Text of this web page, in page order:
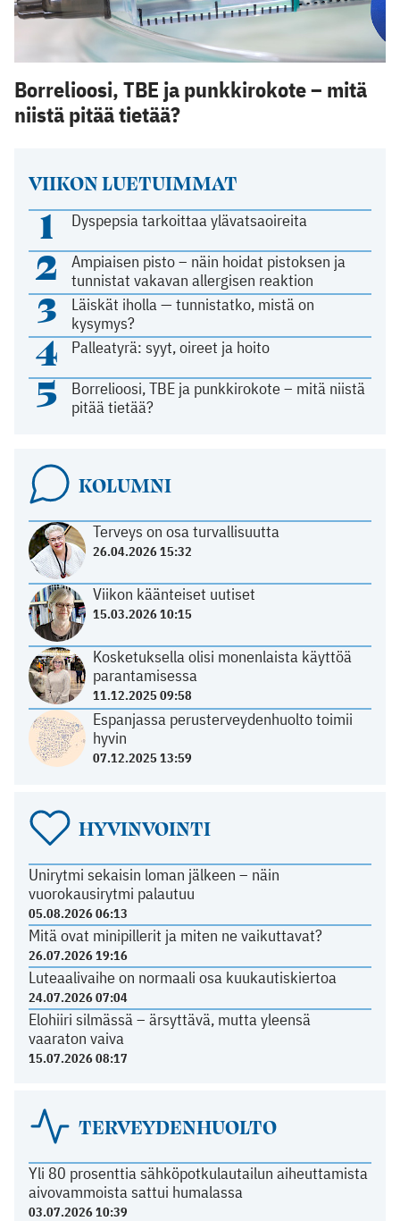
VIIKON LUETUIMMAT
1 Dyspepsia tarkoittaa ylävatsaoireita
2
Ampiaisen pisto – näin hoidat pistoksen ja
tunnistat vakavan allergisen reaktion
3
Läiskät iholla — tunnistatko, mistä on
kysymys?
4 Palleatyrä: syyt, oireet ja hoito
5
Borrelioosi, TBE ja punkkirokote – mitä niistä
pitää tietää?
KOLUMNI
Terveys on osa turvallisuutta
26.04.2026 15:32
Viikon käänteiset uutiset
15.03.2026 10:15
Kosketuksella olisi monenlaista käyttöä
parantamisessa
11.12.2025 09:58
Espanjassa perusterveydenhuolto toimii
hyvin
07.12.2025 13:59
HYVINVOINTI
Unirytmi sekaisin loman jälkeen – näin
vuorokausirytmi palautuu
05.08.2026 06:13
Mitä ovat minipillerit ja miten ne vaikuttavat?
26.07.2026 19:16
Luteaalivaihe on normaali osa kuukautiskiertoa
24.07.2026 07:04
Elohiiri silmässä – ärsyttävä, mutta yleensä
vaaraton vaiva
15.07.2026 08:17
TERVEYDENHUOLTO
Yli 80 prosenttia sähköpotkulautailun aiheuttamista
aivovammoista sattui humalassa
03.07.2026 10:39
Borrelioosi, TBE ja punkkirokote – mitä
niistä pitää tietää?